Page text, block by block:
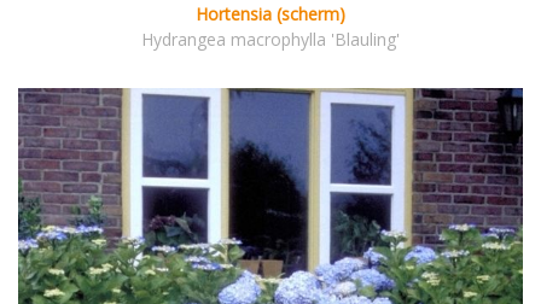
Hortensia (scherm)
Hydrangea macrophylla 'Blauling'